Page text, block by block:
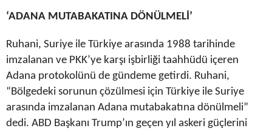
‘ADANA MUTABAKATINA DÖNÜLMELİ’
Ruhani, Suriye ile Türkiye arasında 1988 tarihinde
imzalanan ve PKK’ye karşı işbirliği taahhüdü içeren
Adana protokolünü de gündeme getirdi. Ruhani,
“Bölgedeki sorunun çözülmesi için Türkiye ile Suriye
arasında imzalanan Adana mutabakatına dönülmeli”
dedi. ABD Başkanı Trump’ın geçen yıl askeri güçlerini